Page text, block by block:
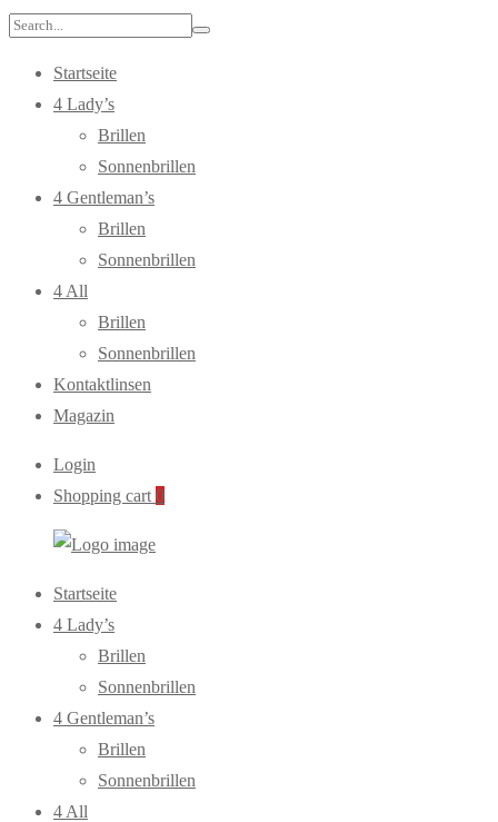
Search
Startseite
4 Lady’s
Brillen
Sonnenbrillen
4 Gentleman’s
Brillen
Sonnenbrillen
4 All
Brillen
Sonnenbrillen
Kontaktlinsen
Magazin
Login
Shopping cart 0
Primary
Menu
Startseite
4 Lady’s
Brillen
Sonnenbrillen
4 Gentleman’s
Brillen
Sonnenbrillen
4 All